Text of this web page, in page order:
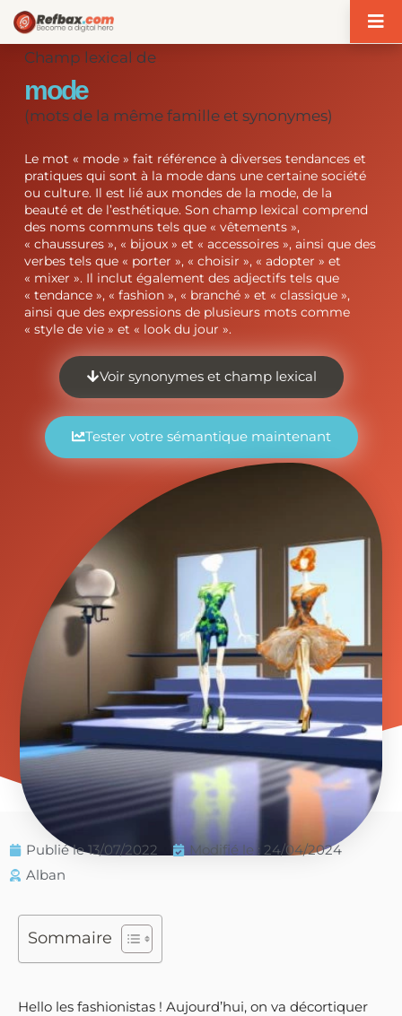
Champ lexical de
mode
(mots de la même famille et synonymes)
Le mot « mode » fait référence à diverses tendances et
pratiques qui sont à la mode dans une certaine société
ou culture. Il est lié aux mondes de la mode, de la
beauté et de l’esthétique. Son champ lexical comprend
des noms communs tels que « vêtements »,
« chaussures », « bijoux » et « accessoires », ainsi que des
verbes tels que « porter », « choisir », « adopter » et
« mixer ». Il inclut également des adjectifs tels que
« tendance », « fashion », « branché » et « classique »,
ainsi que des expressions de plusieurs mots comme
« style de vie » et « look du jour ».
Voir synonymes et champ lexical
Tester votre sémantique maintenant
Publié le 13/07/2022
Modifié le : 24/04/2024
Alban
Sommaire
Hello les fashionistas ! Aujourd’hui, on va décortiquer
Panneau de gestion des cookies